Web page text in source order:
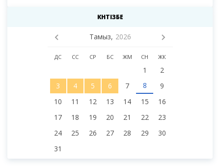
КҮНТІЗБЕ
Тамыз, 2026
ДС СС СР БС ЖМ СН ЖК
1
2
3
4 5 6 7 8
9
10
11 12 13 14 15
16
17
18 19 20 21 22
23
24
25 26 27 28 29
30
31